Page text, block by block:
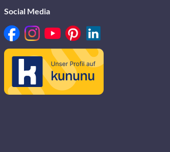
Social Media